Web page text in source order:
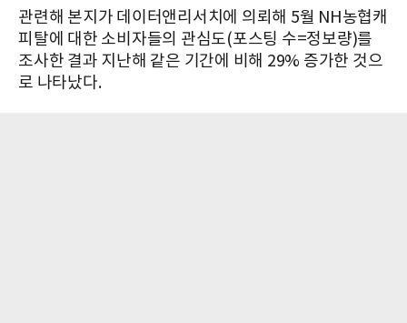
관련해 본지가 데이터앤리서치에 의뢰해 5월 NH농협캐
피탈에 대한 소비자들의 관심도(포스팅 수=정보량)를
조사한 결과 지난해 같은 기간에 비해 29% 증가한 것으
로 나타났다.